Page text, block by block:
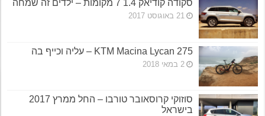
סקודה קודיאק 1.4 7 מקומות – ילדים זה שמחה
21 באוגוסט 2017
KTM Macina Lycan 275 – עליה וכייף בה
2 במאי 2018
סוזוקי קרוסאובר טורבו – החל ממרץ 2017
בישראל